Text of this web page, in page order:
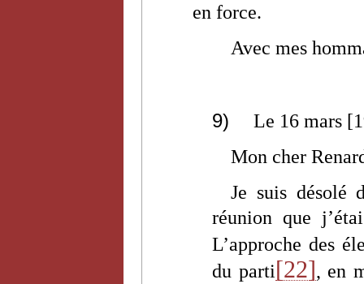
en force.
Avec mes
9)
Le 16 mars
Mon cher
Je suis désolé
réunion que
L’approche des
du parti[22], en